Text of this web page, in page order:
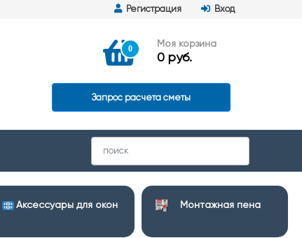
Регистрация Вход
0 Моя корзина
0 руб.
Запрос расчета сметы
Аксессуары для окон Монтажная пена